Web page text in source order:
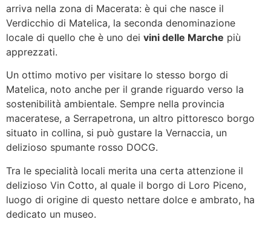
arriva nella zona di Macerata: è qui che nasce il
Verdicchio di Matelica, la seconda denominazione
locale di quello che è uno dei vini delle Marche più
apprezzati.
Un ottimo motivo per visitare lo stesso borgo di
Matelica, noto anche per il grande riguardo verso la
sostenibilità ambientale. Sempre nella provincia
maceratese, a Serrapetrona, un altro pittoresco borgo
situato in collina, si può gustare la Vernaccia, un
delizioso spumante rosso DOCG.
Tra le specialità locali merita una certa attenzione il
delizioso Vin Cotto, al quale il borgo di Loro Piceno,
luogo di origine di questo nettare dolce e ambrato, ha
dedicato un museo.